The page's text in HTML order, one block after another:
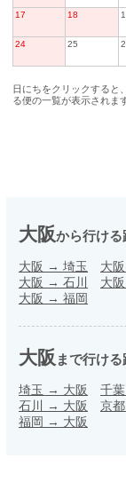
17 18
24 25
日にちをクリックすると
る便の一覧が表示されま
大阪から行ける
大阪 → 埼玉 大阪
大阪 → 石川 大阪
大阪 → 福岡
大阪 まで行け
埼玉 → 大阪 千葉
石川 → 大阪 京都
福岡 → 大阪